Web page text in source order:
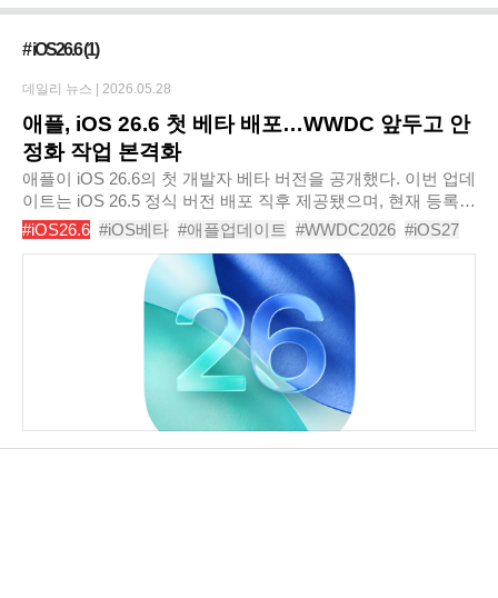
# iOS26.6(1)
애플, iOS 26.6 첫 베타 배포…WWDC 앞두고 안
정화 작업 본격화
애플이 iOS 26.6의 첫 개발자 베타 버전을 공개했다. 이번 업데
이트는 iOS 26.5 정식 버전 배포 직후 제공됐으며, 현재 등록된
개발자들을 대상으로 배포가 시작된 상태다. 이번 iOS 26.6 베
타는 대규모 신규 기능보다는 버그..
#iOS26.6 #iOS베타 #애플업데이트 #WWDC2026 #iOS27
#시리AI #아이폰업데이트 #애플AI #iPadOS26.6
데일리 뉴스 | 2026.05.28